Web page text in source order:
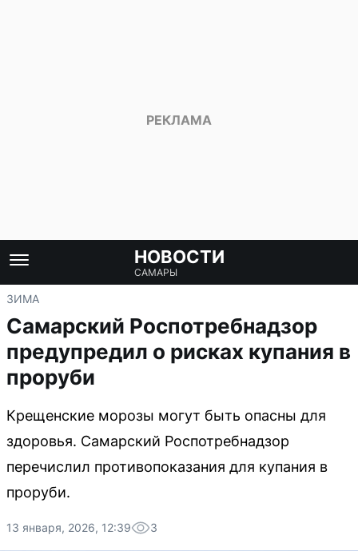
НОВОСТИ
САМАРЫ
ЗИМА
Самарский Роспотребнадзор
предупредил о рисках купания в
проруби
Крещенские морозы могут быть опасны для
здоровья. Самарский Роспотребнадзор
перечислил противопоказания для купания в
проруби.
13 января, 2026, 12:39 3